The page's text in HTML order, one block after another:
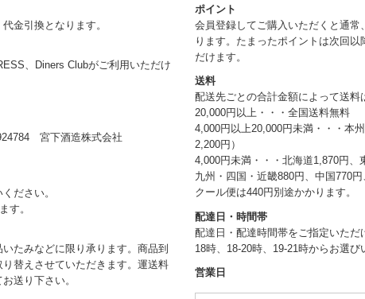
金引換となります。
、Diners Clubがご利用いただけ
宮下酒造株式会社
ださい。
す。
たみなどに限り承ります。商品到
替えさせていただきます。運送料
送り下さい。
ポイント
会員登録してご購入いただくと通
ります。たまったポイントは次回
だけます。
送料
配送先ごとの合計金額によって送料
20,000円以上・・・全国送料無料
4,000円以上20,000円未満・・・本
2,200円）
4,000円未満・・・北海道1,870円
九州・四国・近畿880円、中国770
クール便は440円別途かかります。
配達日・時間帯
配達日・配達時間帯をご指定いた
18時、18-20時、19-21時からお選び
営業日